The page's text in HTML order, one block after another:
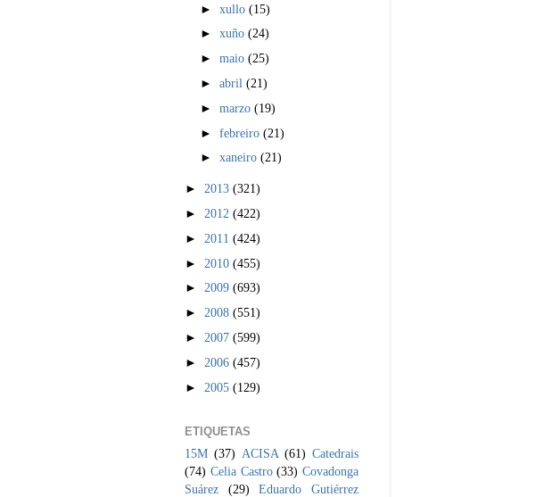
►xullo(15)
►xuño(24)
►maio(25)
►abril(21)
►marzo(19)
►febreiro(21)
►xaneiro(21)
► 2013 (321)
► 2012 (422)
► 2011 (424)
► 2010 (455)
► 2009 (693)
► 2008 (551)
► 2007 (599)
► 2006 (457)
► 2005 (129)
ETIQUETAS
15M (37) ACISA (61) Catedrais
(74) Celia Castro (33) Covadonga
Suárez
(29)
Eduardo Gutiérrez